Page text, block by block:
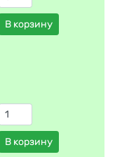
В корзину
В корзину